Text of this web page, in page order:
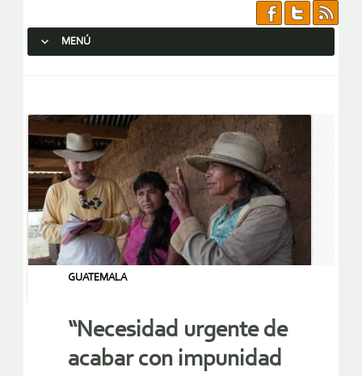
MENÚ
GUATEMALA
“Necesidad urgente de
acabar con impunidad